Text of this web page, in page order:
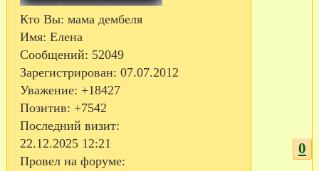
Кто Вы: мама дембеля
Имя: Елена
Сообщений: 52049
Зарегистрирован: 07.07.2012
Уважение: +18427
Позитив: +7542
Последний визит:
22.12.2025 12:21
Провел на форуме:
0